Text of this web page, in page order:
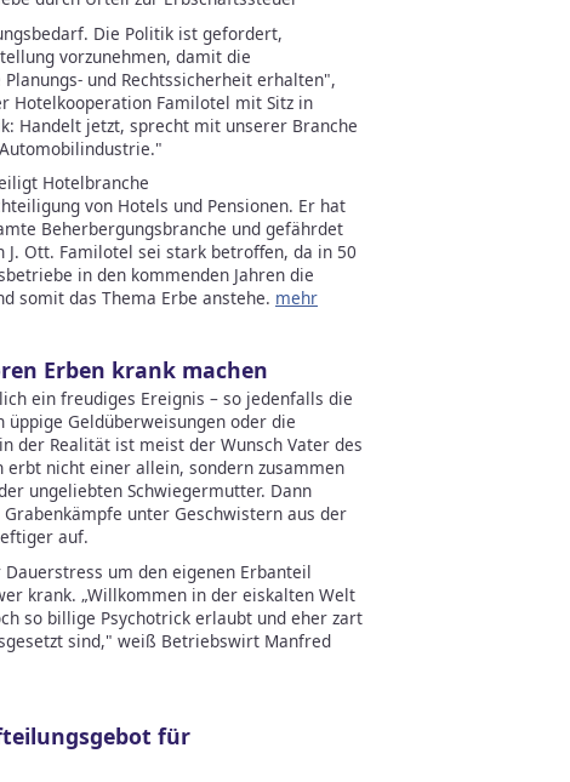
Die Politik ist gefordert,
vorzunehmen, damit die
und Rechtssicherheit erhalten",
Hotelkooperation Familotel mit Sitz in
Handelt jetzt, sprecht mit unserer Branche
Hotelbranche
von Hotels und Pensionen. Er hat
Beherbergungsbranche und gefährdet
Ott. Familotel sei stark betroffen, da in 50
in den kommenden Jahren die
somit das Thema Erbe anstehe. mehr
Erben krank machen
ein freudiges Ereignis – so jedenfalls die
Geldüberweisungen oder die
der Realität ist meist der Wunsch Vater des
erbt nicht einer allein, sondern zusammen
ungeliebten Schwiegermutter. Dann
unter Geschwistern aus der
auf.
um den eigenen Erbanteil
krank. „Willkommen in der eiskalten Welt
so billige Psychotrick erlaubt und eher zart
sind," weiß Betriebswirt Manfred
für